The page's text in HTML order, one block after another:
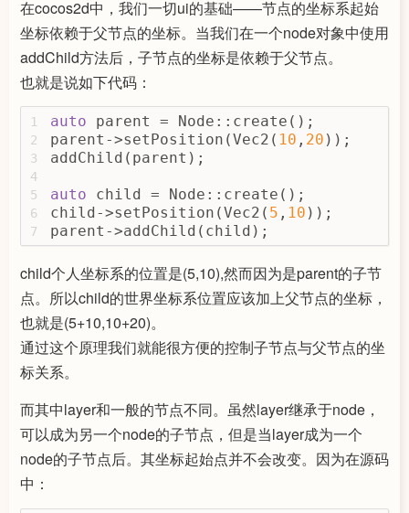
在cocos2d中，我们一切ui的基础——节点的坐标系起始
坐标依赖于父节点的坐标。当我们在一个node对象中使用
addChild方法后，子节点的坐标是依赖于父节点。
也就是说如下代码：
1
2
3
4
5
6
7
auto parent = Node::create();
parent->setPosition(Vec2( 10 , 20 ));
addChild(parent);
auto child = Node::create();
child->setPosition(Vec2( 5 , 10 ));
parent->addChild(child);
child个人坐标系的位置是(5,10),然而因为是parent的子节
点。所以child的世界坐标系位置应该加上父节点的坐标，
也就是(5+10,10+20)。
通过这个原理我们就能很方便的控制子节点与父节点的坐
标关系。
而其中layer和一般的节点不同。虽然layer继承于node，
可以成为另一个node的子节点，但是当layer成为一个
node的子节点后。其坐标起始点并不会改变。因为在源码
中：